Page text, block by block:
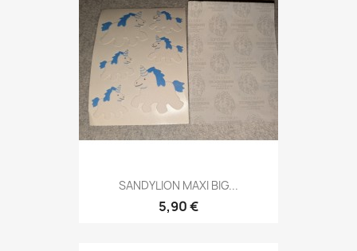
SANDYLION MAXI BIG...
5,90 €